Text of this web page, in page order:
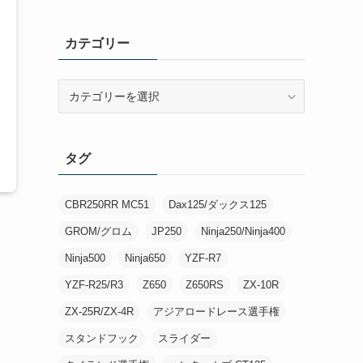
カテゴリー
ータグ
CBR250RR MC51 Dax125/ダックス125
GROM/グロム JP250 Ninja250/Ninja400
Ninja500 Ninja650 YZF-R7
YZF-R25/R3 Z650 Z650RS ZX-10R
ZX-25R/ZX-4R アジアロードレース選手権
スタンドフック スライダー